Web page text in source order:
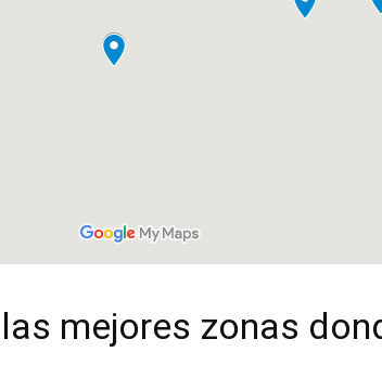
mejores zonas